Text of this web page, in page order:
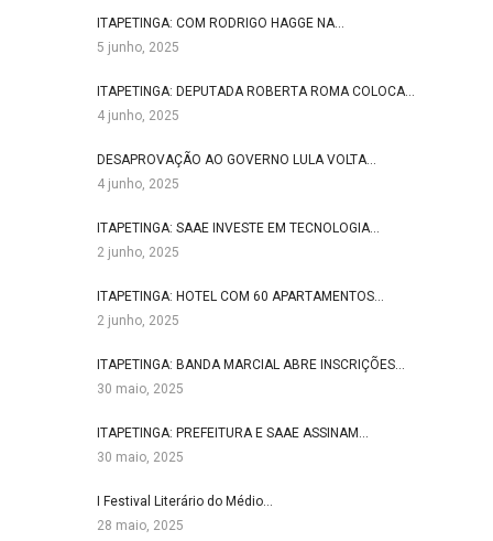
ITAPETINGA: COM RODRIGO HAGGE NA…
5 junho, 2025
ITAPETINGA: DEPUTADA ROBERTA ROMA COLOCA…
4 junho, 2025
DESAPROVAÇÃO AO GOVERNO LULA VOLTA…
4 junho, 2025
ITAPETINGA: SAAE INVESTE EM TECNOLOGIA…
2 junho, 2025
ITAPETINGA: HOTEL COM 60 APARTAMENTOS…
2 junho, 2025
ITAPETINGA: BANDA MARCIAL ABRE INSCRIÇÕES…
30 maio, 2025
ITAPETINGA: PREFEITURA E SAAE ASSINAM…
30 maio, 2025
I Festival Literário do Médio…
28 maio, 2025